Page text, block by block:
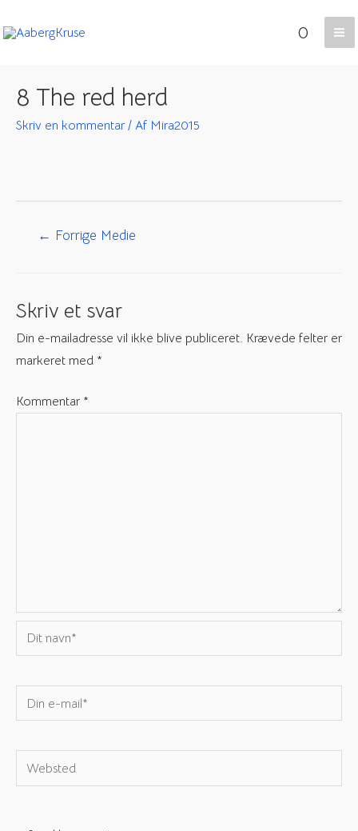
til
0
8 The red herd
Skriv en kommentar / Af Mira2015
Indlægsnavigation
← Forrige Medie
Skriv et svar
Din e-mailadresse vil ikke blive publiceret. Krævede felter er
markeret med *
Kommentar *
Dit
navn*
Din
e-
Websted